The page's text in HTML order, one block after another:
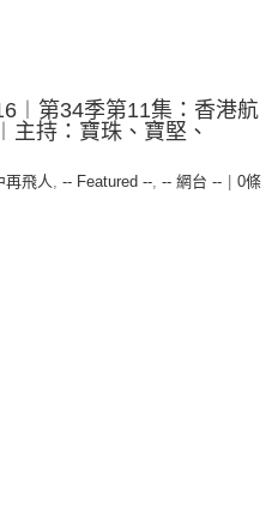
第34季第11集：香港航
主持：寶珠、寶堅、
再飛人, -- Featured --, -- 網台 --
0條